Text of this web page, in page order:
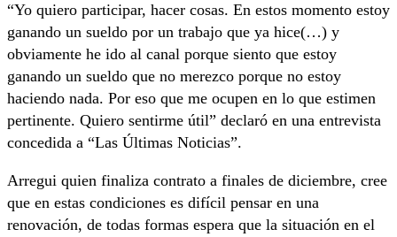
“Yo quiero participar, hacer cosas. En estos momento estoy
ganando un sueldo por un trabajo que ya hice(…) y
obviamente he ido al canal porque siento que estoy
ganando un sueldo que no merezco porque no estoy
haciendo nada. Por eso que me ocupen en lo que estimen
pertinente. Quiero sentirme útil” declaró en una entrevista
concedida a “Las Últimas Noticias”.
Arregui quien finaliza contrato a finales de diciembre, cree
que en estas condiciones es difícil pensar en una
renovación, de todas formas espera que la situación en el